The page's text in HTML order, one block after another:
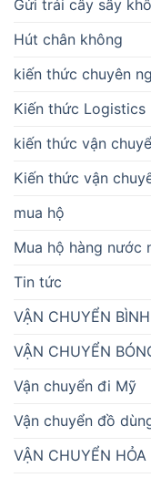
Gửi trái cây sấy
Hút chân không
kiến thức chuyên
Kiến thức Logistics
kiến thức vận
Kiến thức vận
mua hộ
Mua hộ hàng nước
Tin tức
VẬN CHUYỂN
VẬN CHUYỂN
Vận chuyển đi Mỹ
Vận chuyển đồ
VẬN CHUYỂN HỎA